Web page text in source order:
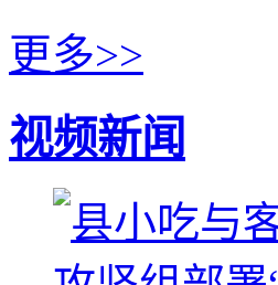
更多>>
视频新闻